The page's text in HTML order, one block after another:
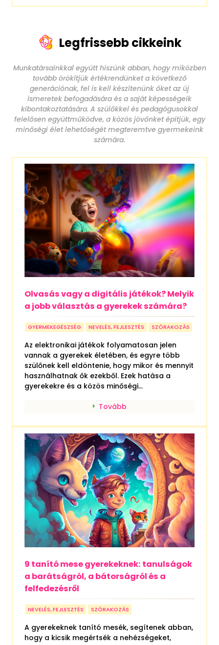
Legfrissebb cikkeink
Munkatársainkkal együtt hiszünk abban, hogy miközben
tovább örökítjük értékrendünket a következő
generációnak, fel is kell készítenünk őket az új
ismeretek befogadására és a saját képességeik
kibontakoztatására. A szülőkkel és pedagógusokkal
felelősen együttműködve, a közös jövőnket építjük, egy
minőségi élet lehetőségét megteremtve gyermekeink
számára.
Olvasás vagy a digitális játékok? Melyik
a jobb választás a gyerekek számára?
GYERMEKEGÉSZSÉG NEVELÉS, FEJLESZTÉS SZÓRAKOZÁS
Az elektronikai játékok folyamatosan jelen
vannak a gyerekek életében, és egyre több
szülőnek kell eldöntenie, hogy mikor és mennyit
használhatnak ők ezekből. Ezek hatása a
gyerekekre és a közös minőségi...
Tovább
9 tanító mese gyerekeknek: tanulságok
a barátságról, a bátorságról és a
felfedezésről
NEVELÉS, FEJLESZTÉS SZÓRAKOZÁS
A gyerekeknek tanító mesék, segítenek abban,
hogy a kicsik megértsék a nehézségeket,